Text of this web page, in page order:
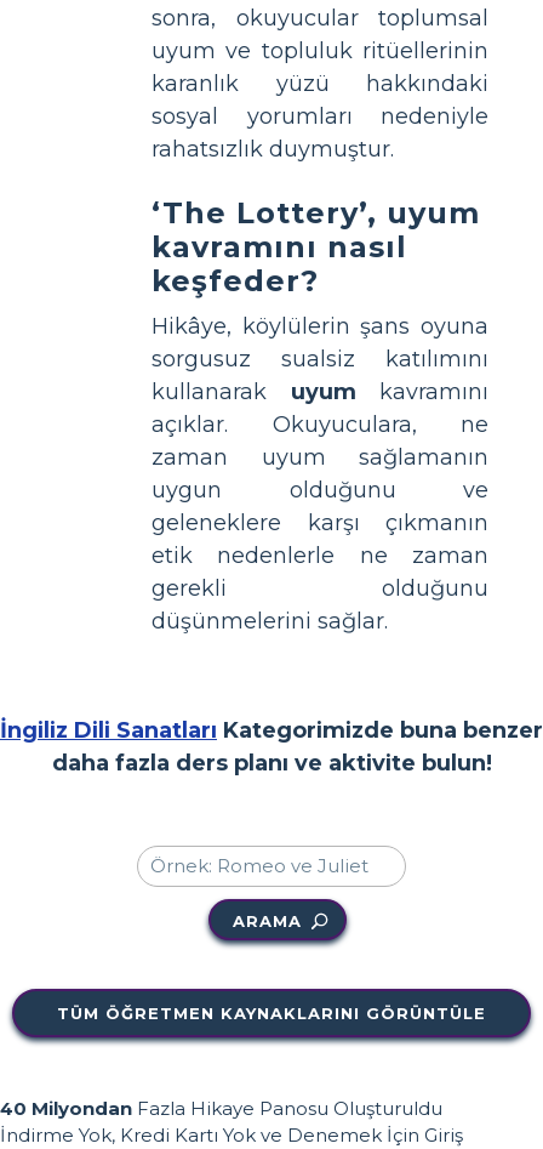
sonra, okuyucular toplumsal
uyum ve topluluk ritüellerinin
karanlık yüzü hakkındaki
sosyal yorumları nedeniyle
rahatsızlık duymuştur.
‘The Lottery’, uyum
kavramını nasıl
keşfeder?
Hikâye, köylülerin şans oyuna
sorgusuz sualsiz katılımını
kullanarak uyum kavramını
açıklar. Okuyuculara, ne
zaman uyum sağlamanın
uygun olduğunu ve
geleneklere karşı çıkmanın
etik nedenlerle ne zaman
gerekli olduğunu
düşünmelerini sağlar.
İngiliz Dili Sanatları Kategorimizde buna benzer
daha fazla ders planı ve aktivite bulun!
ARAMA
TÜM ÖĞRETMEN KAYNAKLARINI GÖRÜNTÜLE
40 Milyondan Fazla Hikaye Panosu Oluşturuldu
İndirme Yok, Kredi Kartı Yok ve Denemek İçin Giriş